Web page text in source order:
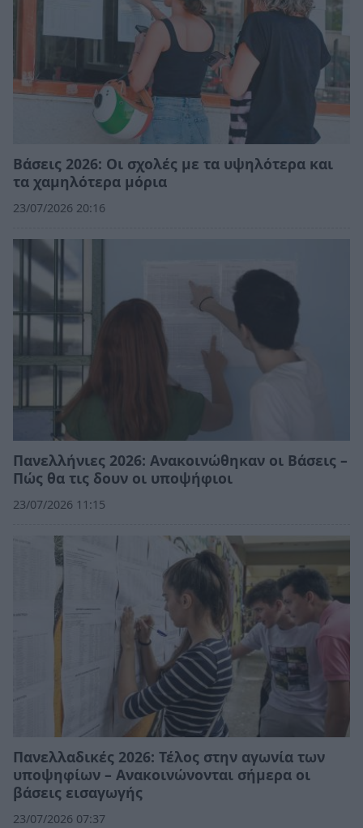
Βάσεις 2026: Οι σχολές με τα υψηλότερα και
τα χαμηλότερα μόρια
23/07/2026 20:16
Πανελλήνιες 2026: Ανακοινώθηκαν οι Βάσεις –
Πώς θα τις δουν οι υποψήφιοι
23/07/2026 11:15
Πανελλαδικές 2026: Τέλος στην αγωνία των
υποψηφίων – Ανακοινώνονται σήμερα οι
βάσεις εισαγωγής
23/07/2026 07:37